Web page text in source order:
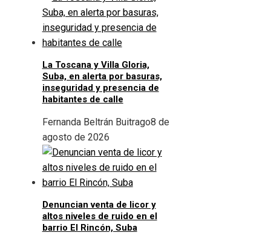
La Toscana y Villa Gloria,
Suba, en alerta por basuras,
inseguridad y presencia de
habitantes de calle
Fernanda Beltrán Buitrago8 de
agosto de 2026
Denuncian venta de licor y
altos niveles de ruido en el
barrio El Rincón, Suba